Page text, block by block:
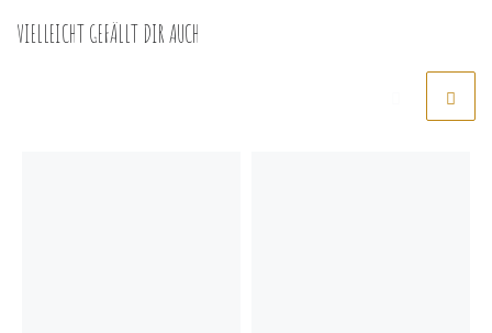
VIELLEICHT GEFÄLLT DIR AUCH